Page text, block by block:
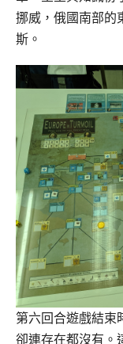
挪威，俄國南部的
斯。
第六回合遊戲結束
卻連存在都沒有。